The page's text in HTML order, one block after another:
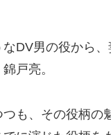
DV男の役から
戸亮。
も、その役柄